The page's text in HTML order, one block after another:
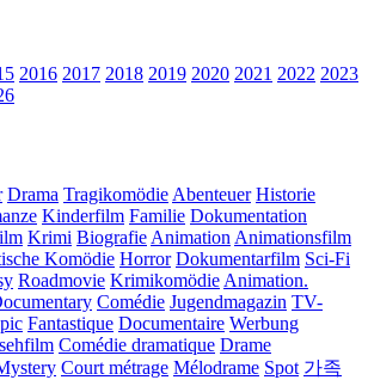
2016 2017 2018 2019 2020 2021 2022 2023
Drama TragikomödieAbenteuer Historie
Kinderfilm Familie Dokumentation
Krimi BiografieAnimationAnimationsfilm
Komödie Horror Dokumentarfilm Sci-Fi
Roadmovie KrimikomödieAnimation.
Comédie Jugendmagazin TV-
Fantastique Documentaire Werbung
Comédie dramatique Drame
Court métrage Mélodrame Spot 가족